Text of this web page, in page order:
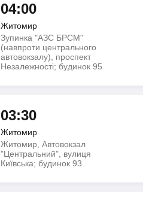
04:00
Житомир
Зупинка "АЗС БРСМ"
(навпроти центрального
автовокзалу), проспект
Незалежності; будинок 95
03:30
Житомир
Житомир, Автовокзал
"Центральний", вулиця
Київська; будинок 93